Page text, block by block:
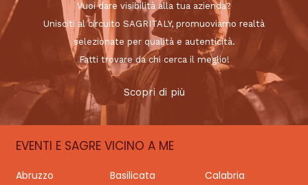
Vuoi dare visibilità alla tua azienda?
Unisciti al circuito SAGRITALY, promuoviamo realtà
selezionate per qualità e autenticità.
Fatti trovare da chi cerca il meglio!
Scopri di più
EVENTI E SAGRE VICINO A ME
Abruzzo Basilicata
Calabria